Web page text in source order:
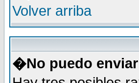
Volver arriba
�No puedo